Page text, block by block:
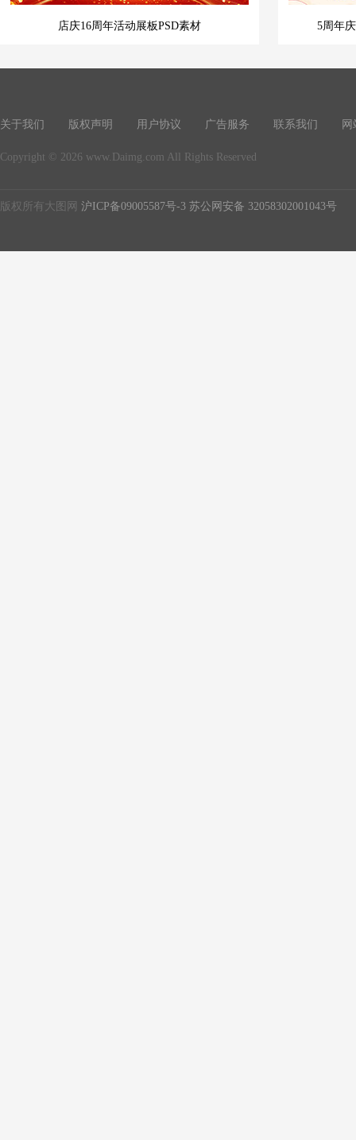
店庆16周年活动展板PSD素材 5周年
关于我们 版权声明 用户协议 广告服务 联系我们 网
Copyright © 2026 www.Daimg.com All Rights Reserved
版权所有大图网 沪ICP备09005587号-3 苏公网安备 32058302001043号